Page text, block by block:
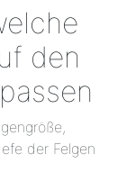
den
der Felgen